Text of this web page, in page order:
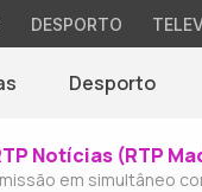
DESPORTO
Desporto
Notícias (RTP
em simultâneo